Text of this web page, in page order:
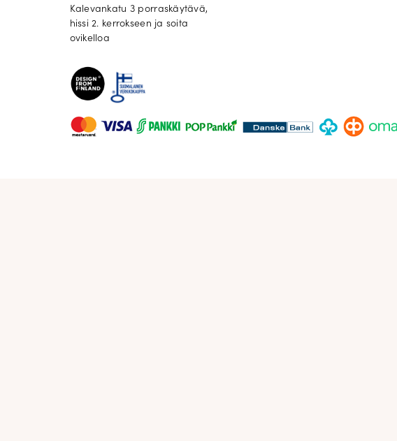
Kalevankatu 3 porraskäytävä,
hissi 2. kerrokseen ja soita
ovikelloa